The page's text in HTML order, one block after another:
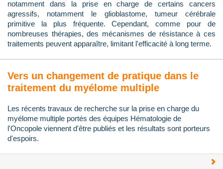
notamment dans la prise en charge de certains cancers
agressifs, notamment le glioblastome, tumeur cérébrale
primitive la plus fréquente. Cependant, comme pour de
nombreuses thérapies, des mécanismes de résistance à ces
traitements peuvent apparaître, limitant l'efficacité à long terme.
Vers un changement de pratique dans le
traitement du myélome multiple
Les récents travaux de recherche sur la prise en charge du
myélome multiple portés des équipes Hématologie de
l'Oncopole viennent d'être publiés et les résultats sont porteurs
d'espoirs.